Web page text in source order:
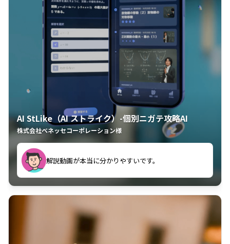
AI StLike（AI ストライク）-個別ニガテ攻略AI
株式会社ベネッセコーポレーション様
古文漢文を主に使わせていただいているが、復習する
のに非常に役立っている。
解説動画が本当に分かりやすいです。